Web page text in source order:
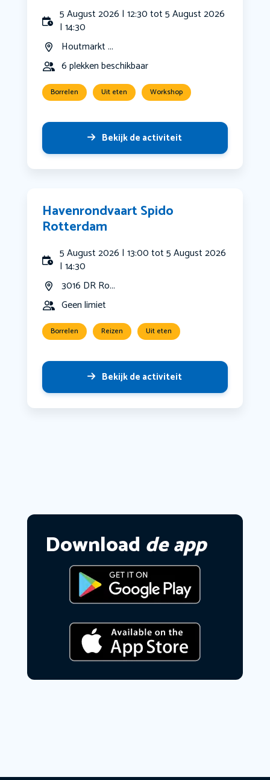
5 August 2026 | 12:30 tot 5 August 2026
| 14:30
Houtmarkt ...
6 plekken beschikbaar
Borrelen Uit eten Workshop
Bekijk de activiteit
Havenrondvaart Spido
Rotterdam
5 August 2026 | 13:00 tot 5 August 2026
| 14:30
3016 DR Ro...
Geen limiet
Borrelen Reizen Uit eten
Bekijk de activiteit
Download de app